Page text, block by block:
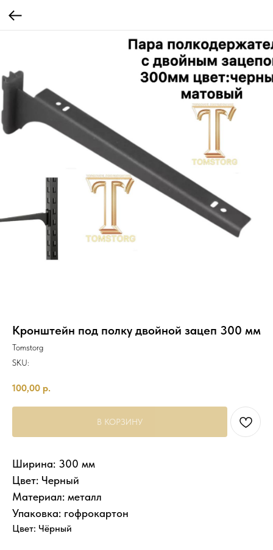
Кронштейн под полку двойной зацеп 300 мм
Tomstorg
SKU:
100,00 р.
В КОРЗИНУ
Ширина: 300 мм
Цвет: Черный
Материал: металл
Упаковка: гофрокартон
Цвет: Чёрный